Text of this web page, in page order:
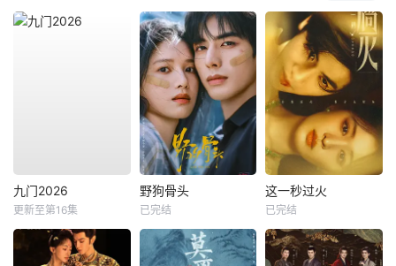
九门2026
更新至第16集
野狗骨头
已完结
这一秒过火
已完结